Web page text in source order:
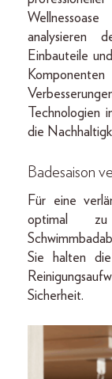
analysieren
Einbauteile
die
Badesaison
Für eine
optimal zu
Sie halten
Sicherheit.